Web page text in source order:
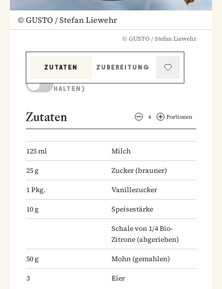
©GUSTO / Stefan Liewehr
© GUSTO / Stefan Liewehr
ZUTATEN
ZUBEREITUNG
HALTEN)
Zutaten 4 Portionen
125ml
Milch
25g Zucker (brauner)
1Pkg.
Vanillezucker
10g
Speisestärke
Schale von 1/4 Bio-
Zitrone (abgerieben)
50g Mohn (gemahlen)
3
Eier